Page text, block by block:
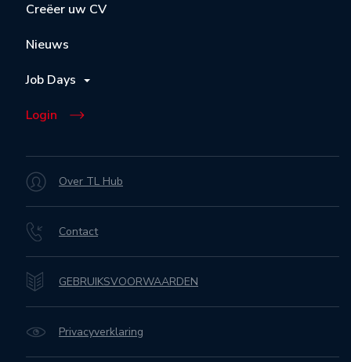
Creëer uw CV
Nieuws
Job Days
Login
Over TL Hub
Contact
GEBRUIKSVOORWAARDEN
Privacyverklaring